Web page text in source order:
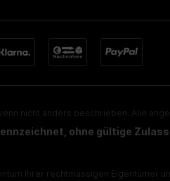
nicht anders beschrieben. Alle
ohne gültige
Ihrer rechtmässigen Eigentümer